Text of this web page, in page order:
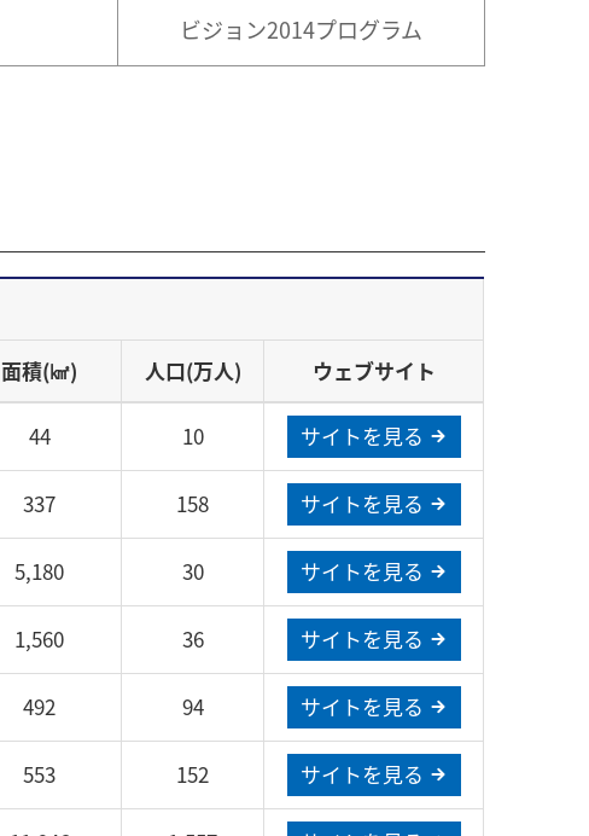
ビジョン2014プログラム
面積(㎢) 人口(万人) ウェブサイト
44 10 サイトを見る
337 158 サイトを見る
5,180 30 サイトを見る
1,560 36 サイトを見る
492 94 サイトを見る
553 152 サイトを見る